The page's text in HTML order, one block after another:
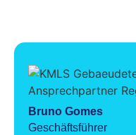
Bruno Gomes
Geschäftsführer